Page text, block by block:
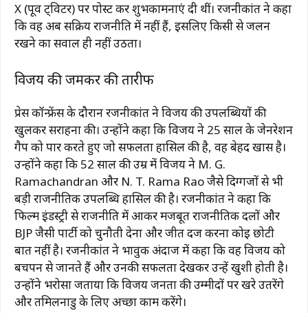
X (पूर्व ट्विटर) पर पोस्ट कर शुभकामनाएं दी थीं। रजनीकांत ने कहा
कि वह अब सक्रिय राजनीति में नहीं हैं, इसलिए किसी से जलन
रखने का सवाल ही नहीं उठता।
विजय की जमकर की तारीफ
प्रेस कॉन्फ्रेंस के दौरान रजनीकांत ने विजय की उपलब्धियों की
खुलकर सराहना की। उन्होंने कहा कि विजय ने 25 साल के जेनरेशन
गैप को पार करते हुए जो सफलता हासिल की है, वह बेहद खास है।
उन्होंने कहा कि 52 साल की उम्र में विजय ने M. G.
Ramachandran और N. T. Rama Raoजैसे दिग्गजों से भी
बड़ी राजनीतिक उपलब्धि हासिल की है। रजनीकांत ने कहा कि
फिल्म इंडस्ट्री से राजनीति में आकर मजबूत राजनीतिक दलों और
BJP जैसी पार्टी को चुनौती देना और जीत दर्ज करना कोई छोटी
बात नहीं है। रजनीकांत ने भावुक अंदाज में कहा कि वह विजय को
बचपन से जानते हैं और उनकी सफलता देखकर उन्हें खुशी होती है।
उन्होंने भरोसा जताया कि विजय जनता की उम्मीदों पर खरे उतरेंगे
और तमिलनाडु के लिए अच्छा काम करेंगे।